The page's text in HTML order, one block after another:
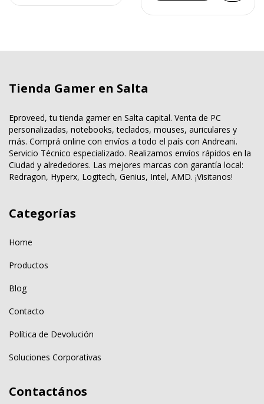
Tienda Gamer en Salta
Eproveed, tu tienda gamer en Salta capital. Venta de PC
personalizadas, notebooks, teclados, mouses, auriculares y
más. Comprá online con envíos a todo el país con Andreani.
Servicio Técnico especializado. Realizamos envíos rápidos en la
Ciudad y alrededores. Las mejores marcas con garantía local:
Redragon, Hyperx, Logitech, Genius, Intel, AMD. ¡Visitanos!
Categorías
Home
Productos
Blog
Contacto
Política de Devolución
Soluciones Corporativas
Contactános